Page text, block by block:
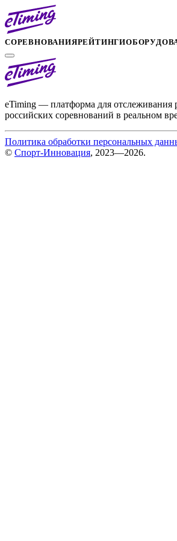
СОРЕВНОВАНИЯРЕЙТИНГИ
eTiming — платформа для отслеживания
российских соревнований в реальном
Политика обработки персональных
© Спорт-Инновация, 2023—2026.